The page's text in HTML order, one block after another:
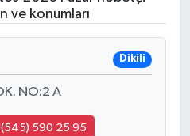
ve konumları
Dikili
NO:2 A
590 25 95